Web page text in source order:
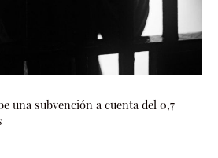
una subvención a cuenta del 0,7